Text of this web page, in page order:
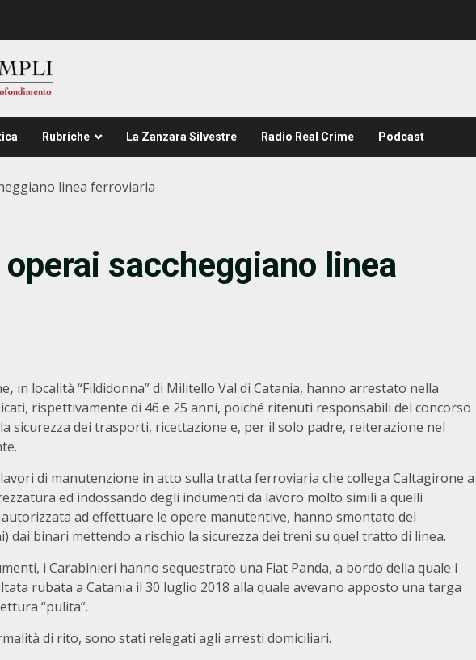
Rubriche La Zanzara Silvestre Radio Real Crime Podcast
linea ferroviaria
saccheggiano linea
, in località “Fildidonna” di Militello Val di Catania, hanno arrestato nella
rispettivamente di 46 e 25 anni, poiché ritenuti responsabili del concorso
sicurezza dei trasporti, ricettazione e, per il solo padre, reiterazione nel
di manutenzione in atto sulla tratta ferroviaria che collega Caltagirone a
ed indossando degli indumenti da lavoro molto simili a quelli
ad effettuare le opere manutentive, hanno smontato del
dai binari mettendo a rischio la sicurezza dei treni su quel tratto di linea.
i Carabinieri hanno sequestrato una Fiat Panda, a bordo della quale i
rubata a Catania il 30 luglio 2018 alla quale avevano apposto una targa
“pulita”.
di rito, sono stati relegati agli arresti domiciliari.